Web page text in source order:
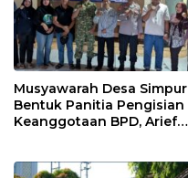
Musyawarah Desa Simpur
Bentuk Panitia Pengisian
Keanggotaan BPD, Arief